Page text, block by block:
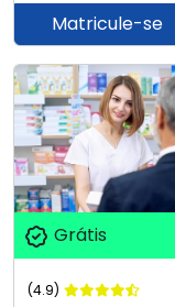
Matricule-se
Grátis
(4.9)